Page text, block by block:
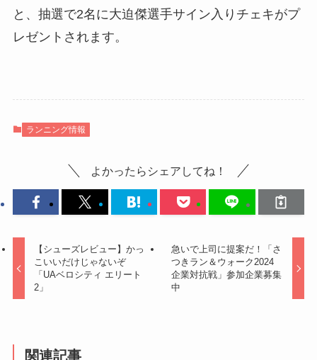
と、抽選で2名に大迫傑選手サイン入りチェキがプ
レゼントされます。
ランニング情報
よかったらシェアしてね！
【シューズレビュー】かっ
こいいだけじゃないぞ
「UAベロシティ エリート
2」
急いで上司に提案だ！「さ
つきラン＆ウォーク2024
企業対抗戦」参加企業募集
中
関連記事